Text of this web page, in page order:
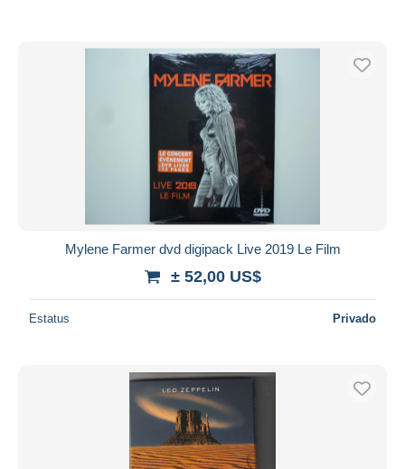
Mylene Farmer dvd digipack Live 2019 Le Film
± 52,00 US$
Estatus Privado